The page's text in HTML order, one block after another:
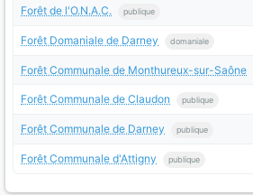
Forêt de l'O.N.A.C. publique
Forêt Domaniale de Darney domaniale
Forêt Communale de Monthureux-sur-Saône
Forêt Communale de Claudon publique
Forêt Communale de Darney publique
Forêt Communale d'Attigny publique